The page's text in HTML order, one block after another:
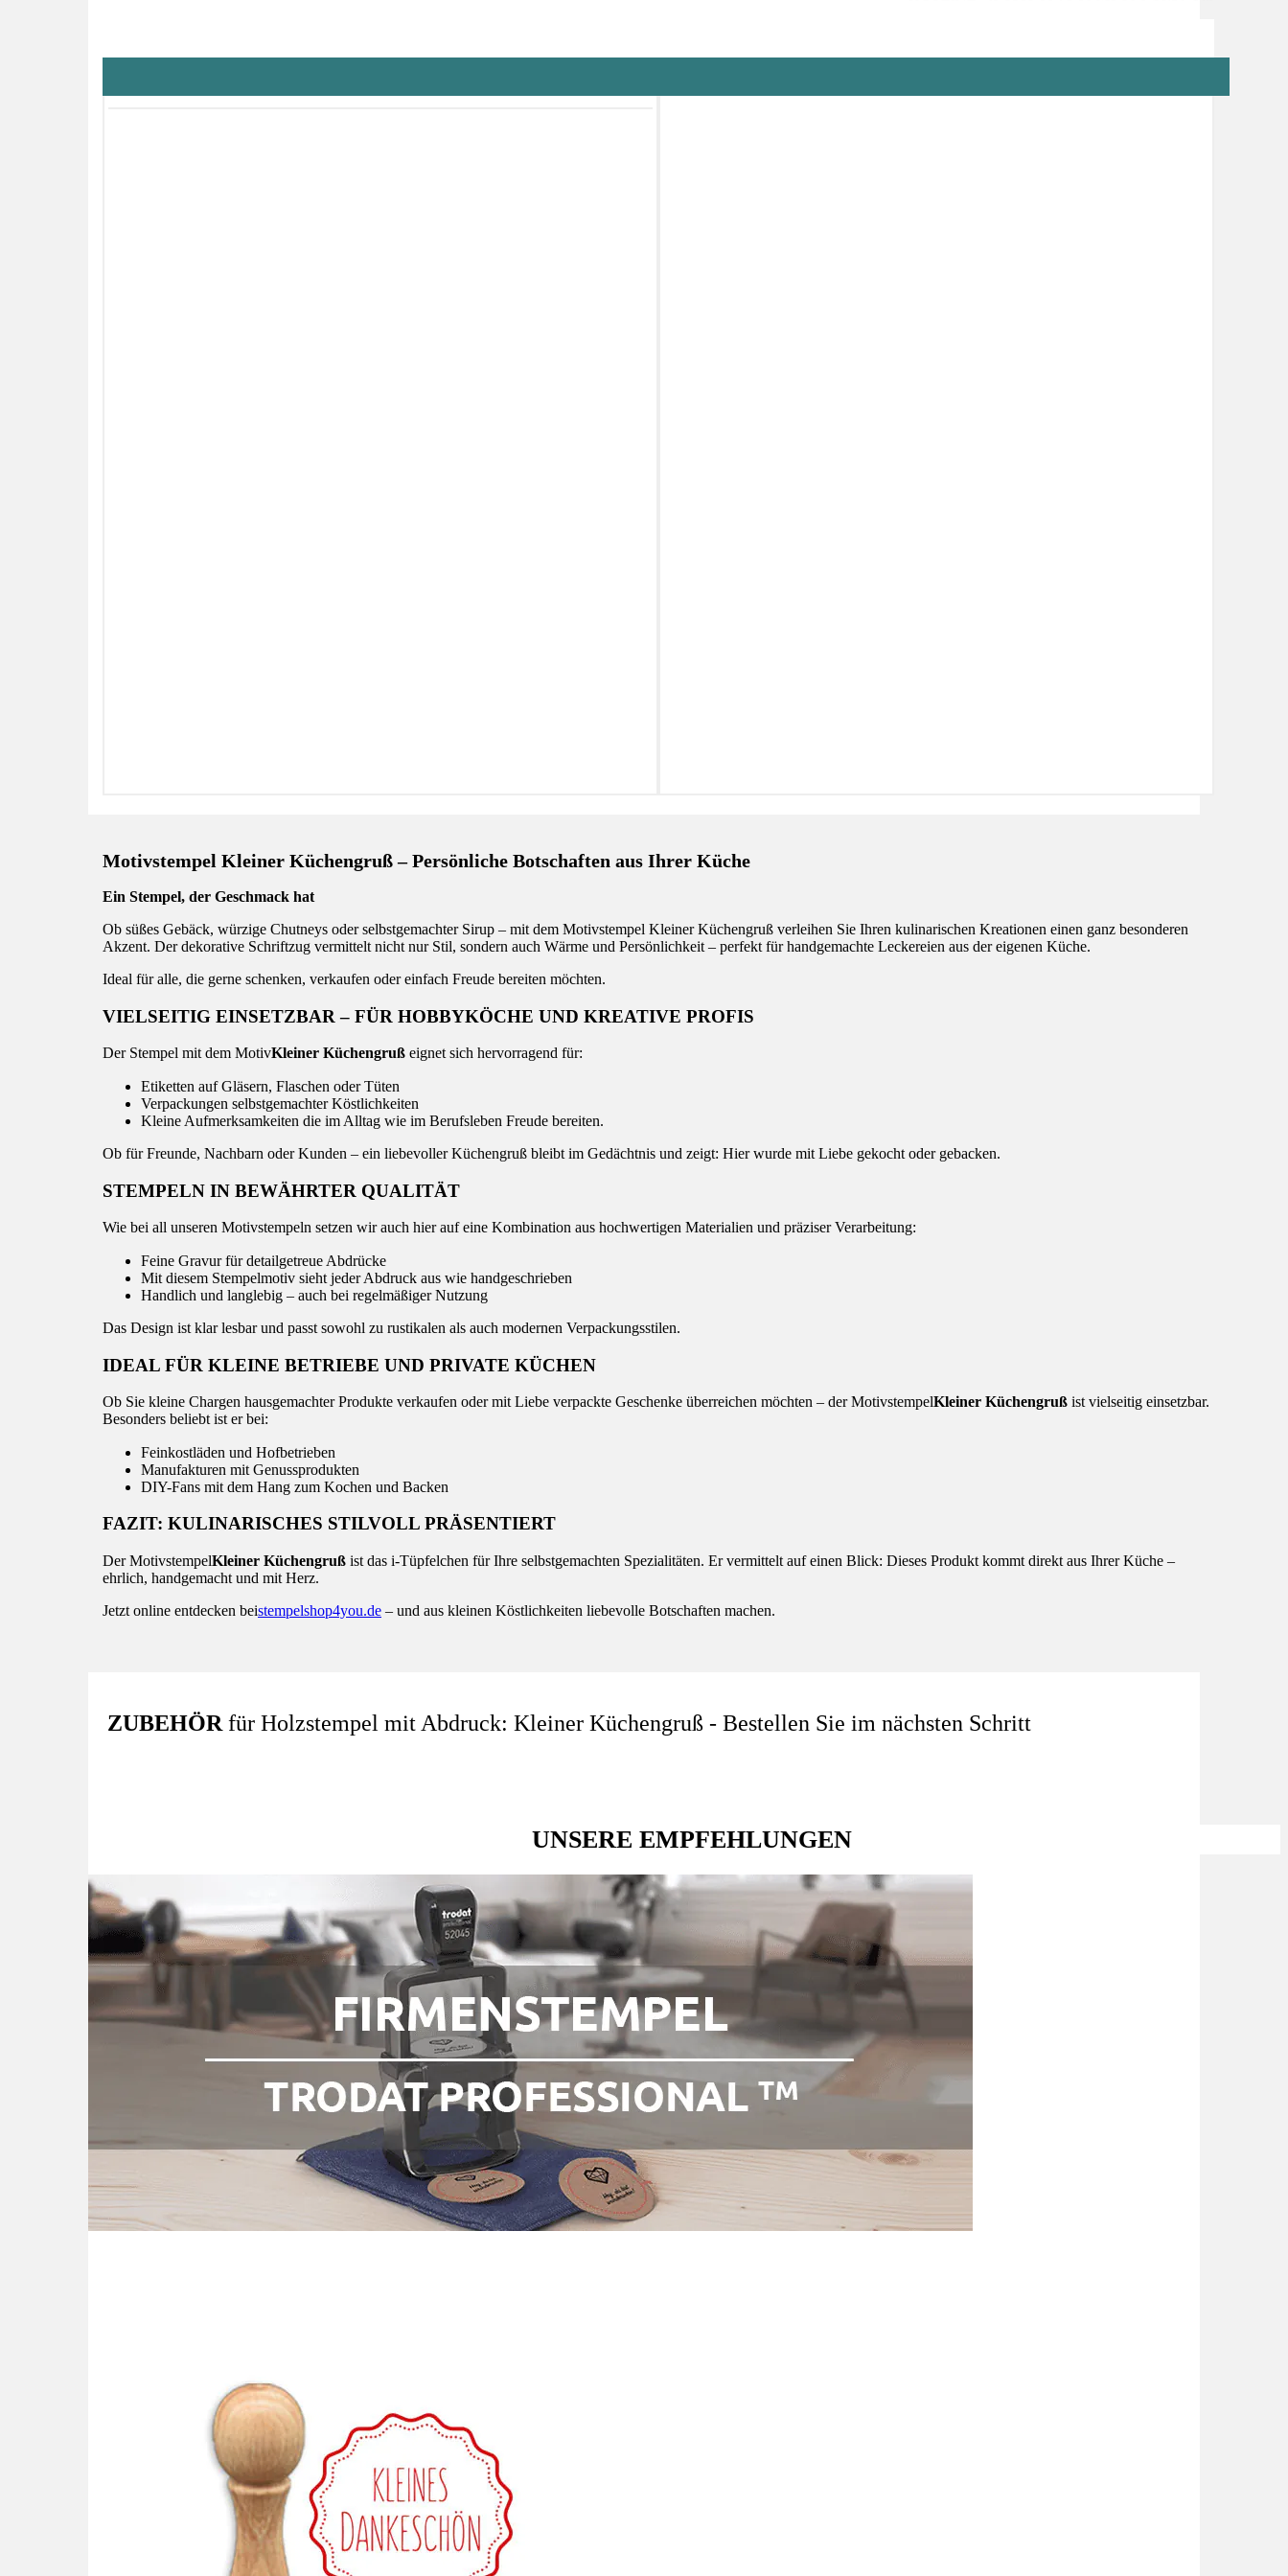
Motivstempel Kleiner Küchengruß – Persönliche Botschaften aus Ihrer Küche
Ein Stempel, der Geschmack hat
Ob süßes Gebäck, würzige Chutneys oder selbstgemachter Sirup – mit dem Motivstempel Kleiner Küchengruß verleihen Sie Ihren kulinarischen Kreationen einen ganz besonderen
Akzent. Der dekorative Schriftzug vermittelt nicht nur Stil, sondern auch Wärme und Persönlichkeit – perfekt für handgemachte Leckereien aus der eigenen Küche.
Ideal für alle, die gerne schenken, verkaufen oder einfach Freude bereiten möchten.
VIELSEITIG EINSETZBAR – FÜR HOBBYKÖCHE UND KREATIVE PROFIS
Der Stempel mit dem MotivKleiner Küchengruß eignet sich hervorragend für:
Etiketten auf Gläsern, Flaschen oder Tüten
Verpackungen selbstgemachter Köstlichkeiten
Kleine Aufmerksamkeiten die im Alltag wie im Berufsleben Freude bereiten.
Ob für Freunde, Nachbarn oder Kunden – ein liebevoller Küchengruß bleibt im Gedächtnis und zeigt: Hier wurde mit Liebe gekocht oder gebacken.
STEMPELN IN BEWÄHRTER QUALITÄT
Wie bei all unseren Motivstempeln setzen wir auch hier auf eine Kombination aus hochwertigen Materialien und präziser Verarbeitung:
Feine Gravur für detailgetreue Abdrücke
Mit diesem Stempelmotiv sieht jeder Abdruck aus wie handgeschrieben
Handlich und langlebig – auch bei regelmäßiger Nutzung
Das Design ist klar lesbar und passt sowohl zu rustikalen als auch modernen Verpackungsstilen.
IDEAL FÜR KLEINE BETRIEBE UND PRIVATE KÜCHEN
Ob Sie kleine Chargen hausgemachter Produkte verkaufen oder mit Liebe verpackte Geschenke überreichen möchten – der MotivstempelKleiner Küchengruß ist vielseitig einsetzbar.
Besonders beliebt ist er bei:
Feinkostläden und Hofbetrieben
Manufakturen mit Genussprodukten
DIY-Fans mit dem Hang zum Kochen und Backen
FAZIT: KULINARISCHES STILVOLL PRÄSENTIERT
Der MotivstempelKleiner Küchengruß ist das i-Tüpfelchen für Ihre selbstgemachten Spezialitäten. Er vermittelt auf einen Blick: Dieses Produkt kommt direkt aus Ihrer Küche –
ehrlich, handgemacht und mit Herz.
Jetzt online entdecken beistempelshop4you.de – und aus kleinen Köstlichkeiten liebevolle Botschaften machen.
ZUBEHÖR für Holzstempel mit Abdruck: Kleiner Küchengruß - Bestellen Sie im nächsten Schritt
UNSERE EMPFEHLUNGEN